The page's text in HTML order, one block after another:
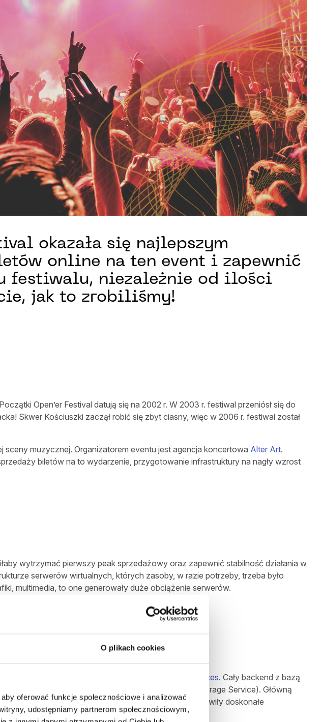
O plikach cookies
oferować funkcje społecznościowe i analizować
udostępniamy partnerom społecznościowym,
okazała się najlepszym
online na ten event i zapewnić
festiwalu, niezależnie od ilości
jak to zrobiliśmy!
Open’er Festival datują się na 2002 r. W 2003 r. festiwal przeniósł się do
Skwer Kościuszki zaczął robić się zbyt ciasny, więc w 2006 r. festiwal został
muzycznej. Organizatorem eventu jest agencja koncertowa Alter Art.
biletów na to wydarzenie, przygotowanie infrastruktury na nagły wzrost
wytrzymać pierwszy peak sprzedażowy oraz zapewnić stabilność działania w
serwerów wirtualnych, których zasoby, w razie potrzeby, trzeba było
multimedia, to one generowały duże obciążenie serwerów.
Open’er Festival
hybrydowej w oparciu o chmurę Amazon Web Services. Cały backend z bazą
frontend do pamięci masowej
(Simple Storage Service). Główną
z wysoką dostępnością i skalowalnością stanowiły doskonałe